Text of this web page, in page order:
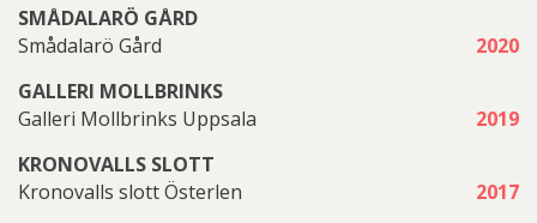
SMÅDALARÖ GÅRD
Smådalarö Gård
2020
GALLERI MOLLBRINKS
Galleri Mollbrinks Uppsala
2019
KRONOVALLS SLOTT
Kronovalls slott Österlen
2017